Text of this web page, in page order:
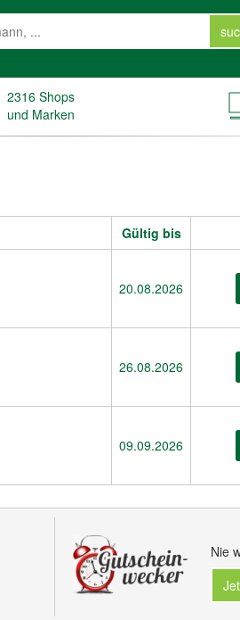
2316 Shops
und Marken
Gültig bis
20.08.2026
26.08.2026
09.09.2026
Nie